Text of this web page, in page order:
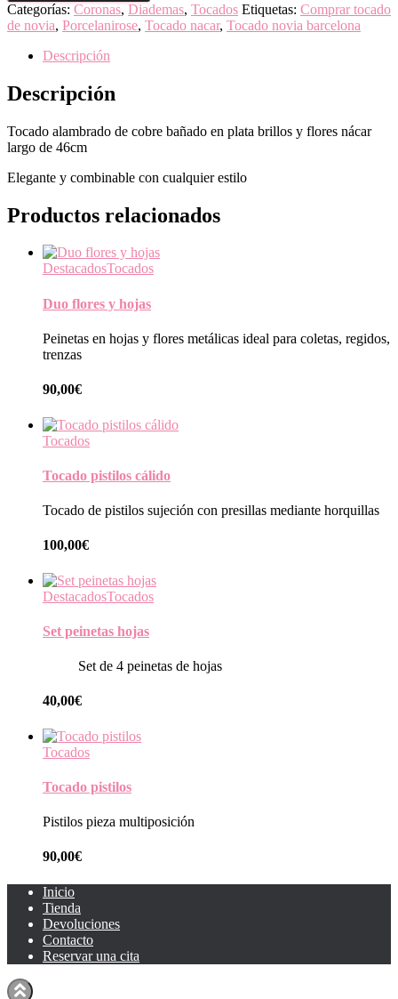
Categorías: Coronas, Diademas, Tocados Etiquetas: Comprar tocado
de novia, Porcelanirose, Tocado nacar, Tocado novia barcelona
Descripción
Descripción
Tocado alambrado de cobre bañado en plata brillos y flores nácar
largo de 46cm
Elegante y combinable con cualquier estilo
Productos relacionados
DestacadosTocados
Duo flores y hojas
Peinetas en hojas y flores metálicas ideal para coletas, regidos,
trenzas
90,00€
Tocados
Tocado pistilos cálido
Tocado de pistilos sujeción con presillas mediante horquillas
100,00€
DestacadosTocados
Set peinetas hojas
Set de 4 peinetas de hojas
40,00€
Tocados
Tocado pistilos
Pistilos pieza multiposición
90,00€
Inicio
Tienda
Devoluciones
Contacto
Reservar una cita